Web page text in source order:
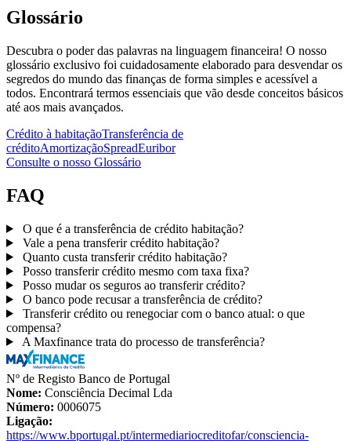
Glossário
Descubra o poder das palavras na linguagem financeira! O nosso
glossário exclusivo foi cuidadosamente elaborado para desvendar os
segredos do mundo das finanças de forma simples e acessível a
todos. Encontrará termos essenciais que vão desde conceitos básicos
até aos mais avançados.
Crédito à habitaçãoTransferência de
créditoAmortizaçãoSpreadEuribor
Consulte o nosso Glossário
FAQ
O que é a transferência de crédito habitação?
Vale a pena transferir crédito habitação?
Quanto custa transferir crédito habitação?
Posso transferir crédito mesmo com taxa fixa?
Posso mudar os seguros ao transferir crédito?
O banco pode recusar a transferência de crédito?
Transferir crédito ou renegociar com o banco atual: o que
compensa?
A Maxfinance trata do processo de transferência?
Nº de Registo Banco de Portugal
Nome: Consciência Decimal Lda
Número: 0006075
Ligação:
https://www.bportugal.pt/intermediariocreditofar/consciencia-